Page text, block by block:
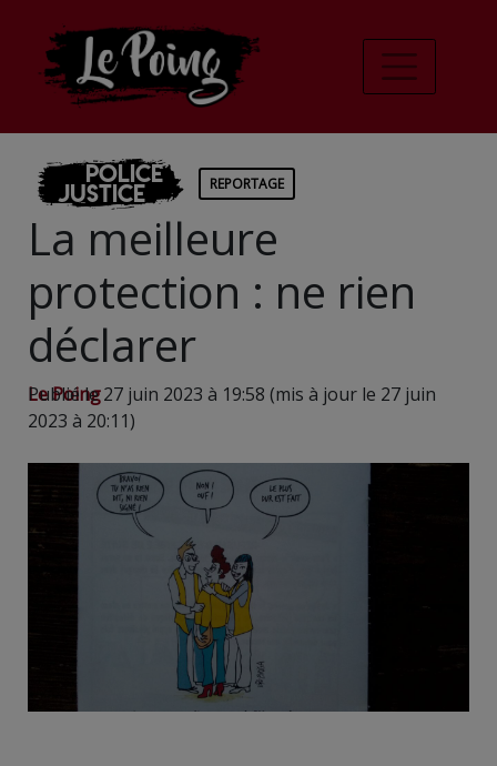
Police
Justice REPORTAGE
La meilleure
protection : ne rien
déclarer
Le Poing
Publié le 27 juin 2023 à 19:58 (mis à jour le 27 juin
2023 à 20:11)